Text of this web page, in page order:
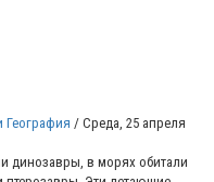
География / Среда, 25 апреля
динозавры, в морях обитали